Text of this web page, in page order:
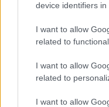
device identifiers in
I want to allow
related to
I want to allow
related to
I want to allow